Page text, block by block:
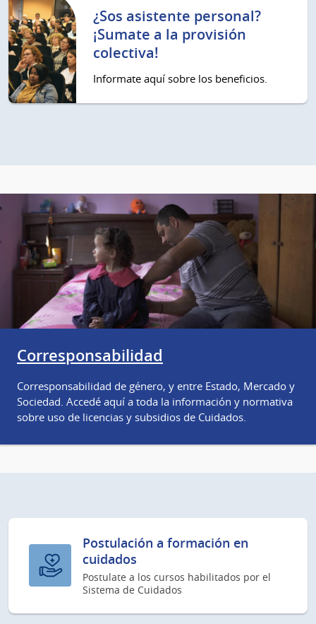
¿Sos asistente personal?
¡Sumate a la provisión
colectiva!
Informate aquí sobre los beneficios.
Corresponsabilidad
Corresponsabilidad de género, y entre Estado, Mercado y
Sociedad. Accedé aquí a toda la información y normativa
sobre uso de licencias y subsidios de Cuidados.
Postulación a formación en
cuidados
Postulate a los cursos habilitados por el
Sistema de Cuidados